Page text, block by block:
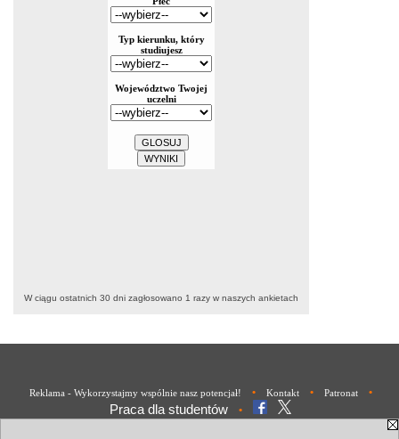
W ciągu ostatnich 30 dni zagłosowano 1 razy w naszych ankietach
Reklama - Wykorzystajmy wspólnie nasz potencjał! • Kontakt • Patronat •
Praca dla studentów •